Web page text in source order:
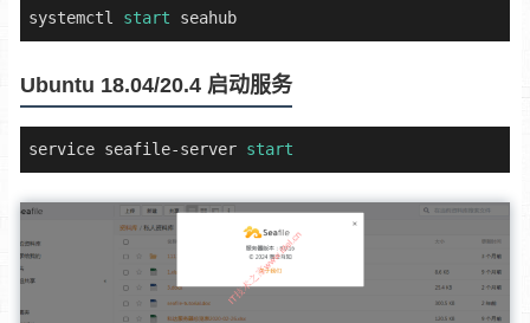
systemctl start seahub
Ubuntu 18.04/20.4 启动服务
service seafile-server start